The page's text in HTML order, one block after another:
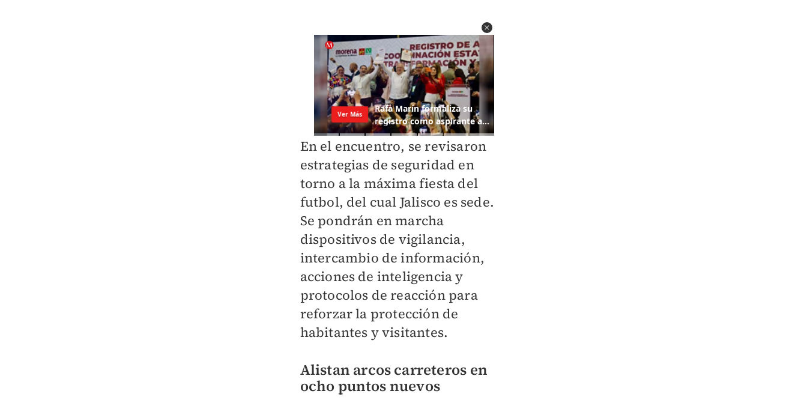
En el encuentro, se revisaron
estrategias de seguridad en
torno a la máxima fiesta del
futbol, del cual Jalisco es sede.
Se pondrán en marcha
dispositivos de vigilancia,
intercambio de información,
acciones de inteligencia y
protocolos de reacción para
reforzar la protección de
habitantes y visitantes.
Alistan arcos carreteros en
ocho puntos nuevos